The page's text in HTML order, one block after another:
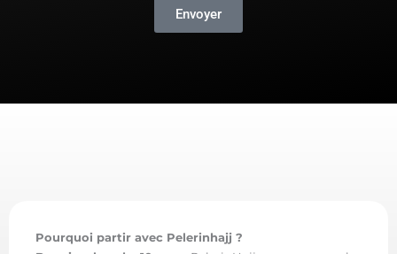
Envoyer
Pourquoi partir avec Pelerinhajj ?